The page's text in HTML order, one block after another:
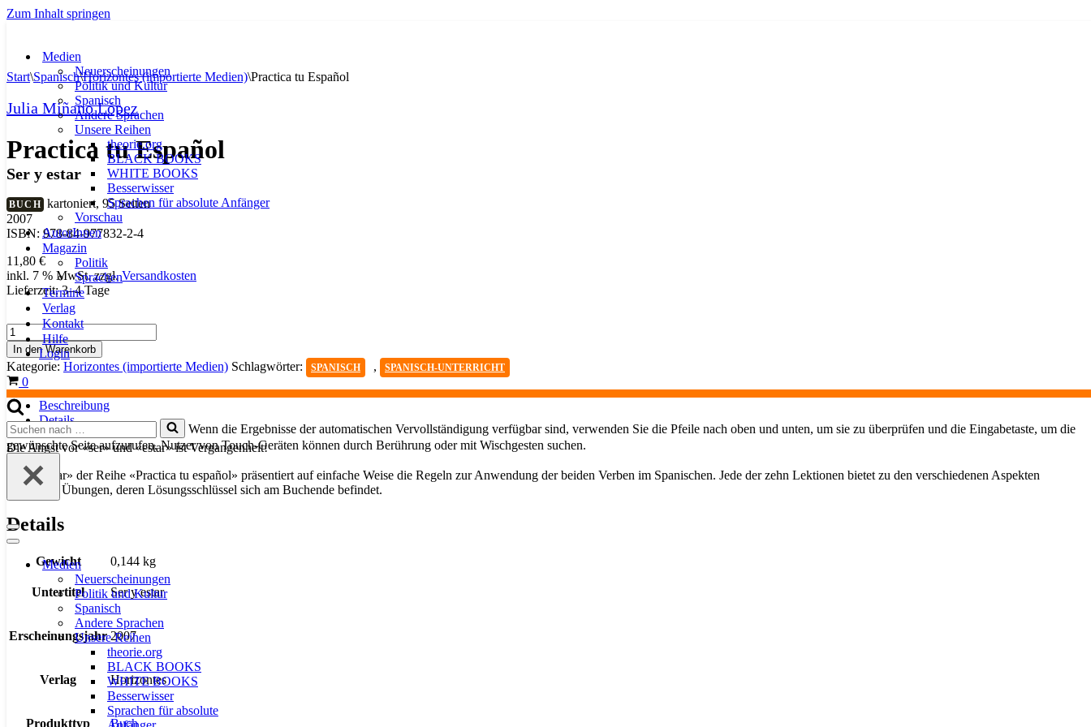
Zum Inhalt springen
Medien
Neuerscheinungen
Politik und Kultur
Spanisch
Andere Sprachen
Unsere Reihen
theorie.org
BLACK BOOKS
WHITE BOOKS
Besserwisser
Sprachen für absolute Anfänger
Vorschau
AutorInnen
Magazin
Politik
Sprachen
Termine
Verlag
Kontakt
Hilfe
Login
Warenkorb
0
Suchen
nach …
Wenn die Ergebnisse der automatischen Vervollständigung verfügbar sind, verwenden Sie die Pfeile nach oben und unten, um sie zu überprüfen und die Eingabetaste, um die
gewünschte Seite aufzurufen. Nutzer von Touch-Geräten können durch Berührung oder mit Wischgesten suchen.
Navigationsmenü
Navigationsmenü
Medien
Neuerscheinungen
Politik und Kultur
Spanisch
Andere Sprachen
Unsere Reihen
theorie.org
BLACK BOOKS
WHITE BOOKS
Besserwisser
Sprachen für absolute
Start\Spanisch\Horizontes (importierte Medien)\Practica tu Español
Julia Miñano López
Practica tu Español
Ser y estar
BUCH kartoniert, 95 Seiten
2007
ISBN: 978-84-977832-2-4
11,80 €
inkl. 7 % MwSt. zzgl.Versandkosten
Lieferzeit:3–4 Tage
Practica
tu
Español
Menge
In den Warenkorb
Kategorie: Horizontes (importierte Medien) Schlagwörter: SPANISCH , SPANISCH-UNTERRICHT
Beschreibung
Details
Die Angst vor «ser» und «estar» ist Vergangenheit!
«Ser y estar» der Reihe «Practica tu español» präsentiert auf einfache Weise die Regeln zur Anwendung der beiden Verben im Spanischen. Jede der zehn Lektionen bietet zu den verschiedenen Aspekten
zahlreiche Übungen, deren Lösungsschlüssel sich am Buchende befindet.
Details
Gewicht 0,144 kg
Untertitel Ser y estar
Erscheinungsjahr 2007
Verlag Horizontes
Produkttyp Buch